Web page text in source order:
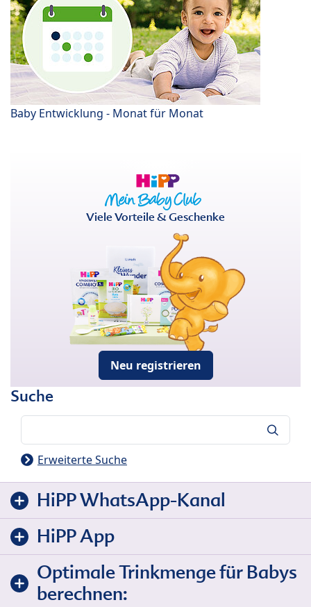
Baby Entwicklung - Monat für Monat
Viele Vorteile & Geschenke
Neu registrieren
Suche
Erweiterte Suche
HiPP WhatsApp-Kanal
HiPP App
Optimale Trinkmenge für Babys
berechnen: